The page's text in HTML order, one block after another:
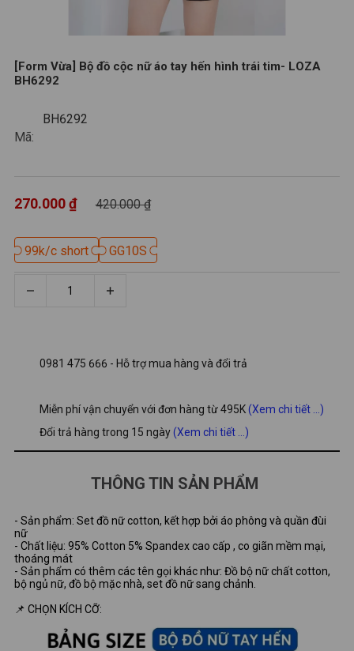
[Form Vừa] Bộ đồ cộc nữ áo tay hến hình trái tim- LOZA
BH6292
Mã:
420.000 ₫
270.000 ₫
0981 475 666 - Hỗ trợ mua hàng và đổi trả
Miễn phí vận chuyển với đơn hàng từ 495K(Xem chi tiết ...)
Đổi trả hàng trong 15 ngày(Xem chi tiết ...)
BH6292
99k/c short
99k/c short GG10S
GG10S
THÔNG TIN SẢN PHẨM
- Sản phẩm: Set đồ nữ cotton, kết hợp bởi áo phông và quần đùi
nữ
- Chất liệu: 95% Cotton 5% Spandex cao cấp , co giãn mềm mại,
thoáng mát
- Sản phẩm có thêm các tên gọi khác như: Đồ bộ nữ chất cotton,
bộ ngủ nữ, đồ bộ mặc nhà, set đồ nữ sang chảnh.
📌 CHỌN KÍCH CỠ: